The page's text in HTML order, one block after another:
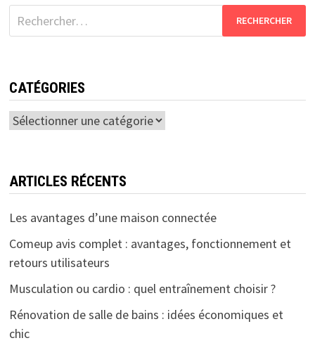
Rechercher :
CATÉGORIES
Catégories
ARTICLES RÉCENTS
Les avantages d’une maison connectée
Comeup avis complet : avantages, fonctionnement et
retours utilisateurs
Musculation ou cardio : quel entraînement choisir ?
Rénovation de salle de bains : idées économiques et
chic